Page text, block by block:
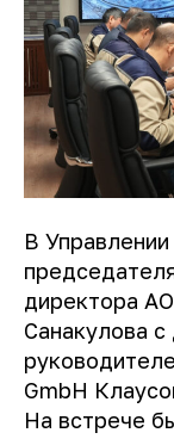
В
директора
Санакулова с
GmbH
На встрече